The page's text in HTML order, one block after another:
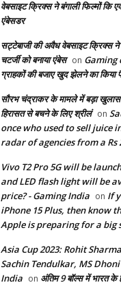
वेबसाइट क्रिक्स ने बंगाली फिल्मों कि
एंबेसडर
सट्टेबाजी की अवैध वेबसाइट क्रिक्स ने
चटर्जी को बनाया एंबेस on Gaming
ग्राहकों की बजाए खुद झेलने का किया
सौरभ चंद्राकर के मामले में बड़ा
हिरासत से बचने के लिए श्रीलं on
once who used to sell juice
radar of agencies from a Rs
Vivo T2 Pro 5G will be
and LED flash light will be
price? - Gaming India on If
iPhone 15 Plus, then know
Apple is preparing for a big
Asia Cup 2023: Rohit
Sachin Tendulkar, MS
India on अंतिम 9 बॉल्स में भारत